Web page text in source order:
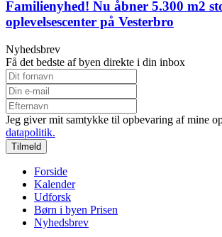
Familienyhed! Nu åbner 5.300 m2
oplevelsescenter på Vesterbro
Nyhedsbrev
Få det bedste af byen direkte i din inbox
Jeg giver mit samtykke til opbevaring af mine
datapolitik.
Tilmeld
Forside
Kalender
Udforsk
Børn i byen Prisen
Nyhedsbrev